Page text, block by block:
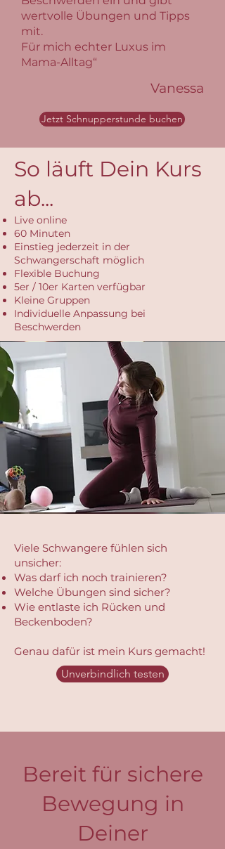
wertvolle Übungen und Tipps
mit.
Für mich echter Luxus im
Mama-Alltag“
Vanessa
Jetzt Schnupperstunde buchen
So läuft Dein Kurs
ab...
Live online
60 Minuten
Einstieg jederzeit in der
Schwangerschaft möglich
Flexible Buchung
5er / 10er Karten verfügbar
Kleine Gruppen
Individuelle Anpassung bei
Beschwerden
Viele Schwangere fühlen sich
unsicher:
Was darf ich noch trainieren?
Welche Übungen sind sicher?
Wie entlaste ich Rücken und
Beckenboden?
Genau dafür ist mein Kurs gemacht!
Unverbindlich testen
Bereit für sichere
Bewegung in
Deiner